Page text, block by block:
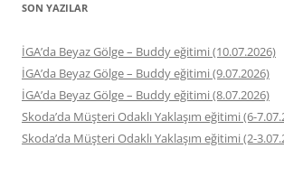
SON YAZILAR
İGA’da Beyaz Gölge – Buddy eğitimi (10.07.2026)
İGA’da Beyaz Gölge – Buddy eğitimi (9.07.2026)
İGA’da Beyaz Gölge – Buddy eğitimi (8.07.2026)
Skoda’da Müşteri Odaklı Yaklaşım eğitimi (6-
Skoda’da Müşteri Odaklı Yaklaşım eğitimi (2-